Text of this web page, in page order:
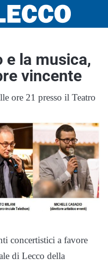
e la musica,
vincente
ore 21 presso il Teatro
concertistici a favore
di Lecco della